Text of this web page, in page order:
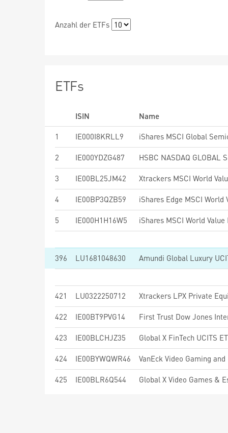
Anzahl der ETFs
ETFs
ISIN
Name
1
IE000I8KRLL9
2 IE000YDZG487
3 IE00BL25JM42 Xtrackers MSCI World
4 IE00BP3QZB59
5 IE000H1H16W5
396 LU1681048630 Amundi Global Luxury
421 LU0322250712 Xtrackers LPX Private
422 IE00BT9PVG14
423 IE00BLCHJZ35 Global X FinTech UCITS
424 IE00BYWQWR46 VanEck Video Gaming
425 IE00BLR6Q544 Global X Video Games &